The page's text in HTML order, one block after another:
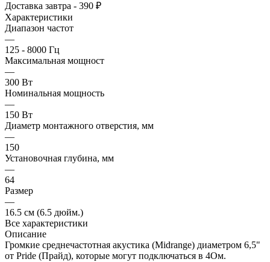
Доставка завтра - 390 ₽
Характеристики
Диапазон частот
—
125 - 8000 Гц
Максимальная мощност
—
300 Вт
Номинальная мощность
—
150 Вт
Диаметр монтажного отверстия, мм
—
150
Установочная глубина, мм
—
64
Размер
—
16.5 см (6.5 дюйм.)
Все характеристики
Описание
Громкие среднечастотная акустика (Midrange) диаметром 6,5"
от Pride (Прайд), которые могут подключаться в 4Ом.